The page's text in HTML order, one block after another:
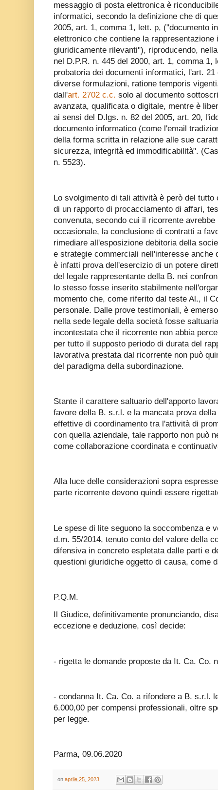
messaggio di posta elettronica è
informatici, secondo la definizione che di
2005, art. 1, comma 1, lett. p, ("documento
elettronico che contiene la
giuridicamente rilevanti"), riproducendo,
nel D.P.R. n. 445 del 2000, art. 1, comma 1,
probatoria dei documenti informatici, l'art.
diverse formulazioni, ratione temporis
dall'art. 2702 c.c. solo al documento
avanzata, qualificata o digitale, mentre è
ai sensi del D.lgs. n. 82 del 2005, art. 20,
documento informatico (come l'email
della forma scritta in relazione alle sue
sicurezza, integrità ed immodificabilità".
n. 5523).
Lo svolgimento di tali attività è però del
di un rapporto di procacciamento di affari,
convenuta, secondo cui il ricorrente
occasionale, la conclusione di contratti a
rimediare all'esposizione debitoria della
e strategie commerciali nell'interesse anche
è infatti prova dell'esercizio di un potere
del legale rappresentante della B. nei
lo stesso fosse inserito stabilmente
momento che, come riferito dal teste Al., il
personale. Dalle prove testimoniali, è
nella sede legale della società fosse
incontestata che il ricorrente non abbia
per tutto il supposto periodo di durata del
lavorativa prestata dal ricorrente non può
del paradigma della subordinazione.
Stante il carattere saltuario dell'apporto
favore della B. s.r.l. e la mancata prova
effettive di coordinamento tra l'attività di
con quella aziendale, tale rapporto non può
come collaborazione coordinata e
Alla luce delle considerazioni sopra
parte ricorrente devono quindi essere
Le spese di lite seguono la soccombenza e
d.m. 55/2014, tenuto conto del valore della
difensiva in concreto espletata dalle parti e
questioni giuridiche oggetto di causa, come
P.Q.M.
Il Giudice, definitivamente pronunciando,
eccezione e deduzione, così decide:
- rigetta le domande proposte da It. Ca. Co.
- condanna It. Ca. Co. a rifondere a B. s.r.l.
6.000,00 per compensi professionali, oltre
per legge.
Parma, 09.06.2020
on aprile 25, 2023